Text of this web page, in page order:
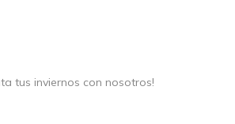
tus inviernos con nosotros!